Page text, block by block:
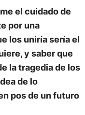
el cuidado de
por una
los uniría sería el
y saber que
la tragedia de los
de lo
pos de un futuro